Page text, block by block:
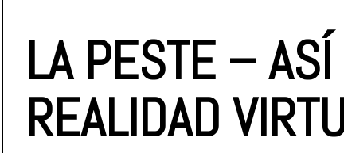
LA PESTE –
REALIDAD